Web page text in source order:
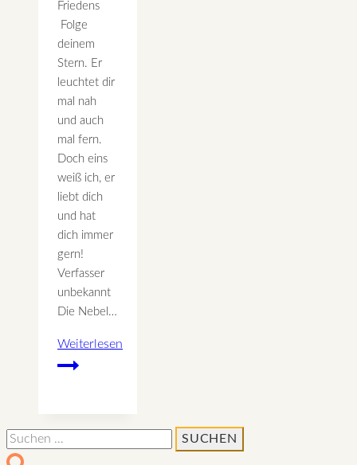
Friedens
Folge
deinem
Stern. Er
leuchtet dir
mal nah
und auch
mal fern.
Doch eins
weiß ich, er
liebt dich
und hat
dich immer
gern!
Verfasser
unbekannt
Die Nebel…
Weiterlesen
Dezember
Friedens
Suchen
nach: